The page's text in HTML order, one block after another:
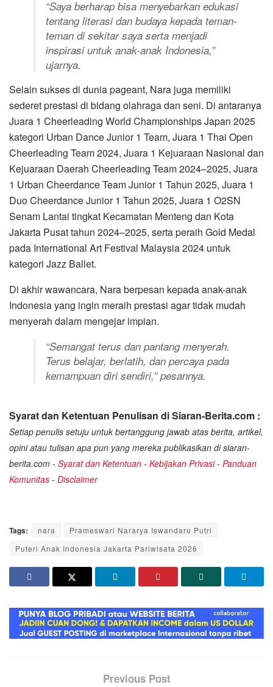
“Saya berharap bisa menyebarkan edukasi
tentang literasi dan budaya kepada teman-
teman di sekitar saya serta menjadi
inspirasi untuk anak-anak Indonesia,”
ujarnya.
Selain sukses di dunia pageant, Nara juga memiliki
sederet prestasi di bidang olahraga dan seni. Di antaranya
Juara 1 Cheerleading World Championships Japan 2025
kategori Urban Dance Junior 1 Team, Juara 1 Thai Open
Cheerleading Team 2024, Juara 1 Kejuaraan Nasional dan
Kejuaraan Daerah Cheerleading Team 2024–2025, Juara
1 Urban Cheerdance Team Junior 1 Tahun 2025, Juara 1
Duo Cheerdance Junior 1 Tahun 2025, Juara 1 O2SN
Senam Lantai tingkat Kecamatan Menteng dan Kota
Jakarta Pusat tahun 2024–2025, serta peraih Gold Medal
pada International Art Festival Malaysia 2024 untuk
kategori Jazz Ballet.
Di akhir wawancara, Nara berpesan kepada anak-anak
Indonesia yang ingin meraih prestasi agar tidak mudah
menyerah dalam mengejar impian.
“Semangat terus dan pantang menyerah.
Terus belajar, berlatih, dan percaya pada
kemampuan diri sendiri,” pesannya.
Syarat dan Ketentuan Penulisan di Siaran-Berita.com :
Setiap penulis setuju untuk bertanggung jawab atas berita, artikel,
opini atau tulisan apa pun yang mereka publikasikan di siaran-
berita.com - Syarat dan Ketentuan - Kebijakan Privasi- Panduan
Komunitas - Disclaimer
Tags: nara
Prameswari Nararya Iswandaru Putri
Puteri Anak Indonesia Jakarta Pariwisata 2026
Previous Post